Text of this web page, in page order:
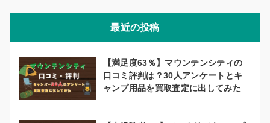
最近の投稿
【満足度63％】マウンテンシティの
口コミ評判は？30人アンケートとキ
ャンプ用品を買取査定に出してみた